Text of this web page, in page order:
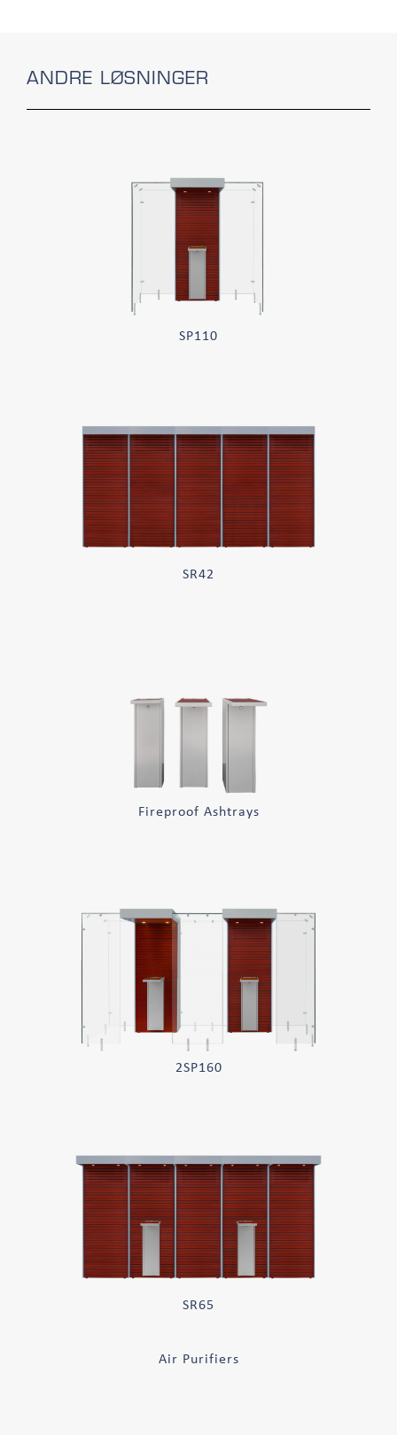
ANDRE LØSNINGER
SP110
SR42
Fireproof Ashtrays
2SP160
SR65
Air Purifiers